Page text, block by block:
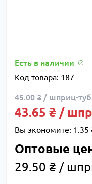
Есть в наличии
Код товара: 187
45.00 ₴ / шприц-
43.65 ₴ /
Вы экономите: 1.35
Оптовые
29.50 ₴ /